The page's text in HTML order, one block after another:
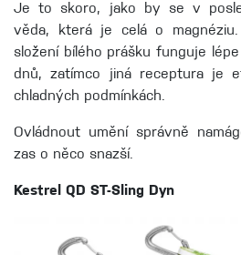
Je to skoro, jako by se v
věda, která je celá o
složení bílého prášku funguje
dnů, zatímco jiná receptura je
chladných podmínkách.
Ovládnout umění správně
zas o něco snazší.
Kestrel QD ST-Sling Dyn